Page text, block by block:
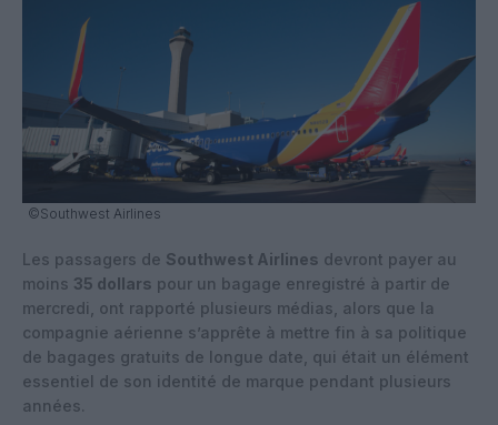
©Southwest Airlines
Les passagers de Southwest Airlines devront payer au
moins 35 dollars pour un bagage enregistré à partir de
mercredi, ont rapporté plusieurs médias, alors que la
compagnie aérienne s’apprête à mettre fin à sa politique
de bagages gratuits de longue date, qui était un élément
essentiel de son identité de marque pendant plusieurs
années.